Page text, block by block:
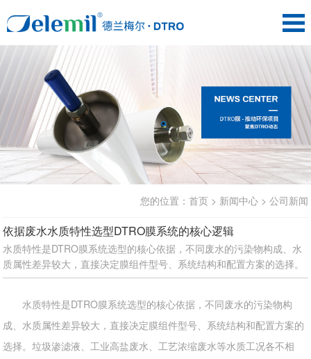
您的位置： 首页> 新闻中心> 公司新闻
依据废水水质特性选型DTRO膜系统的核心逻辑
水质特性是DTRO膜系统选型的核心依据，不同废水的污染物构成、水
质属性差异较大，直接决定膜组件型号、系统结构和配置方案的选择。
水质特性是DTRO膜系统选型的核心依据，不同废水的污染物构
成、水质属性差异较大，直接决定膜组件型号、系统结构和配置方案的
选择。垃圾渗滤液、工业高盐废水、工艺浓缩废水等水质工况各不相